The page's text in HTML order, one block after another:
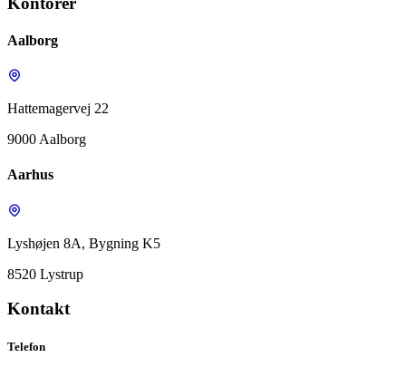
Aalborg
Hattemagervej 22
9000 Aalborg
Aarhus
Lyshøjen 8A, Bygning K5
8520 Lystrup
Kontakt
Telefon